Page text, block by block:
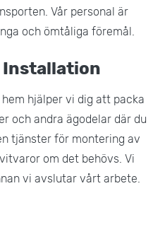
Vår personal är
och ömtåliga föremål.
Installation
hjälper vi dig att packa
och andra ägodelar där du
tjänster för montering av
om det behövs. Vi
vi avslutar vårt arbete.